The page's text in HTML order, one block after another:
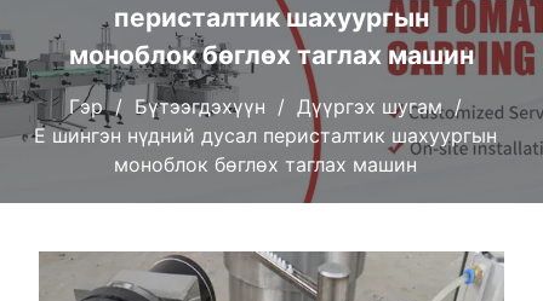
перисталтик шахуургын
моноблок бөглөх таглах машин
Гэр Бүтээгдэхүүн
Дүүргэх шугам
E шингэн нүдний дусал перисталтик шахуургын
моноблок бөглөх таглах машин